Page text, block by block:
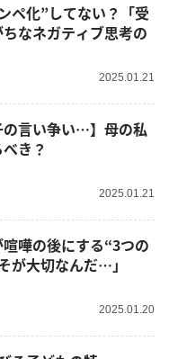
ペ化”してない？「受
なネガティブ思考の
2025.01.21
の言い争い…】母の私
き？
2025.01.21
喧嘩の後にする“3つの
が大切なんだ…」
2025.01.20